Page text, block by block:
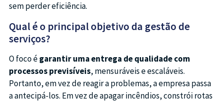
sem perder eficiência.
Qual é o principal objetivo da gestão de
serviços?
O foco égarantir uma entrega de qualidade com
processos previsíveis, mensuráveis e escaláveis.
Portanto, em vez de reagir a problemas, a empresa passa
a antecipá-los. Em vez de apagar incêndios, constrói rotas